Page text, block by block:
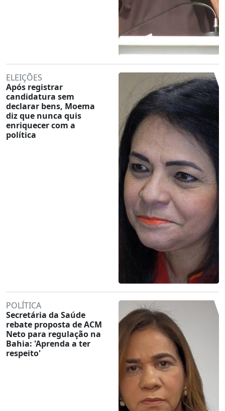
ELEIÇÕES
Após registrar
candidatura sem
declarar bens, Moema
diz que nunca quis
enriquecer com a
política
POLÍTICA
Secretária da Saúde
rebate proposta de ACM
Neto para regulação na
Bahia: 'Aprenda a ter
respeito'